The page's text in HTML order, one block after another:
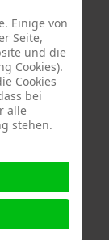
,Elise
,
Mayer-
&
Einige von
Seite,
und die
Cookies).
Cookies
bei
alle
stehen.